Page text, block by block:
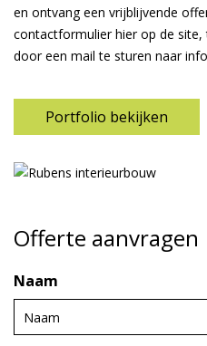
en ontvang een vrijblijvende
contactformulier hier op de site,
door een mail te sturen naar
Portfolio bekijken
Offerte aanvragen
Naam